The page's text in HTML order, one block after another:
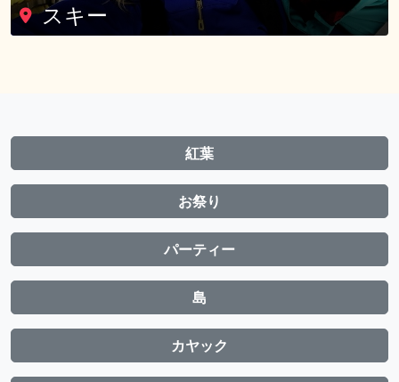
スキー
紅葉
お祭り
パーティー
島
カヤック